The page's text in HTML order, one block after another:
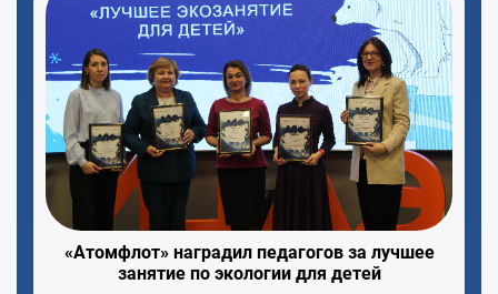
«Атомфлот» наградил педагогов за лучшее
занятие по экологии для детей